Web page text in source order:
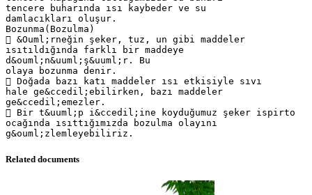
tencere buharında ısı kaybeder ve su
damlacıkları oluşur.
Bozunma(Bozulma)
 &Ouml;rneğin şeker, tuz, un gibi maddeler
ısıtıldığında farklı bir maddeye
d&ouml;n&uuml;ş&uuml;r. Bu
olaya bozunma denir.
 Doğada bazı katı maddeler ısı etkisiyle sıvı
hale ge&ccedil;ebilirken, bazı maddeler
ge&ccedil;emezler.
 Bir t&uuml;p i&ccedil;ine koyduğumuz şeker ispirto
ocağında ısıttığımızda bozulma olayını
Related documents